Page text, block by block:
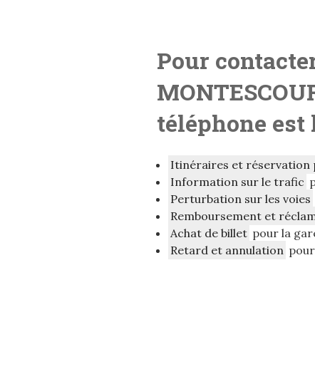
Pour
téléphone est
Itinéraires et réservation
Information sur le trafic
Perturbation sur les voies
Remboursement et
Achat de billet pour la
Retard et annulation